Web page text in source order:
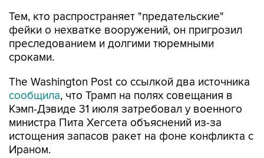
Тем, кто распространяет "предательские"
фейки о нехватке вооружений, он пригрозил
преследованием и долгими тюремными
сроками.
The Washington Post со ссылкой два источника
сообщила, что Трамп на полях совещания в
Кэмп-Дэвиде 31 июля затребовал у военного
министра Пита Хегсета объяснений из-за
истощения запасов ракет на фоне конфликта с
Ираном.